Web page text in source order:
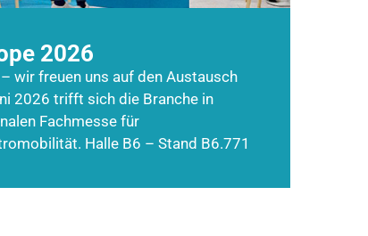
2026
wir freuen uns auf den Austausch
2026 trifft sich die Branche in
Fachmesse für
Halle B6 – Stand B6.771